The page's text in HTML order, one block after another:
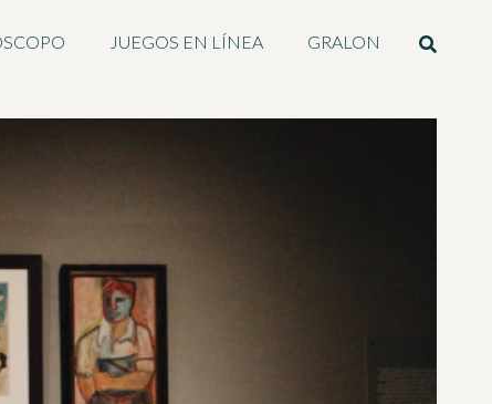
JUEGOS EN LÍNEA GRALON